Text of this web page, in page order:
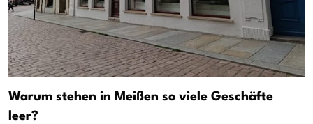
Warum stehen in Meißen so viele Geschäfte
leer?